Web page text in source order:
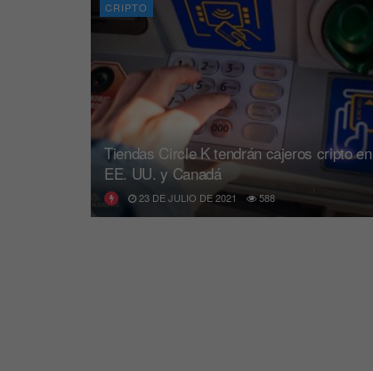
CRIPTO
Tiendas Circle K tendrán cajeros cripto en
EE. UU. y Canadá
23 DE JULIO DE 2021 588